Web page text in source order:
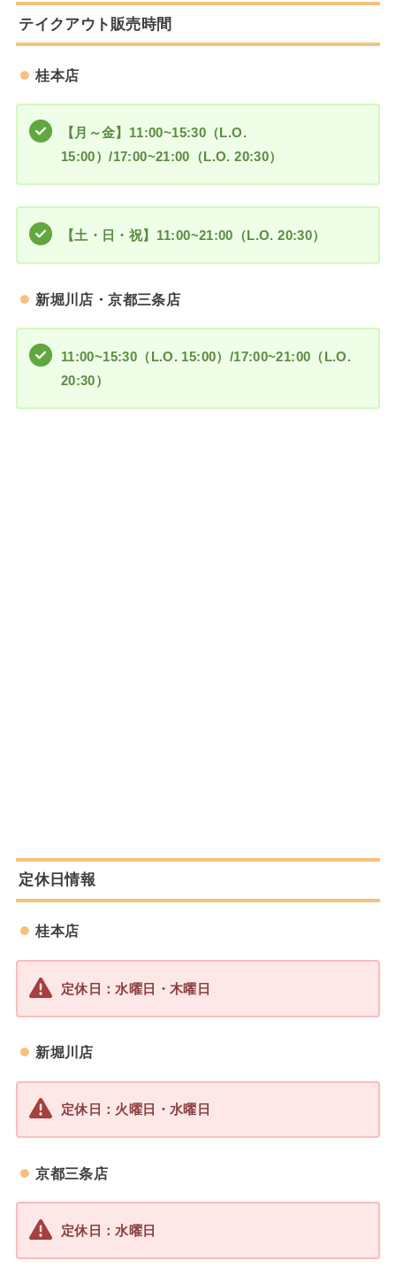
テイクアウト販売時間
桂本店
【月～金】11:00~15:30（L.O.
15:00）/17:00~21:00（L.O. 20:30）
【土・日・祝】 11:00~21:00（L.O. 20:30）
新堀川店・京都三条店
11:00~15:30（L.O. 15:00）/17:00~21:00（L.O.
20:30）
定休日情報
桂本店
定休日：水曜日・木曜日
新堀川店
定休日：火曜日・ 水曜日
京都三条店
定休日： 水曜日